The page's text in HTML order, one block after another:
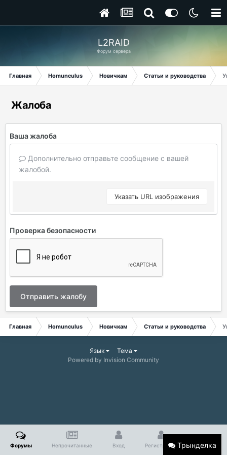
L2RAID
Форум сервера
Главная Homunculus Новичкам Статьи и руководства
Жалоба
Ваша жалоба
Дополнительно отправьте сообщение с вашей
жалобой.
Указать URL изображения
Проверка безопасности
Отправить жалобу
Главная Homunculus Новичкам Статьи и руководства
Трынделка
Язык
Тема
Powered by Invision Community
Форумы Непрочитанные Вход Регистрация Больше